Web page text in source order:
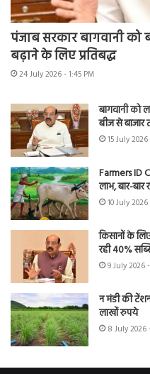
पंजाब सरकार बागवानी
बढ़ाने के लिए प्रतिबद्ध
24 July 2026 - 1:45 PM
बागवानी को
बीज से बाजार
15 July
Farmers ID
लाभ, बार-
10 July
किसानों के
रही 40%
9 July 2026
न मंडी की
लाखों रुपये
8 July 2026